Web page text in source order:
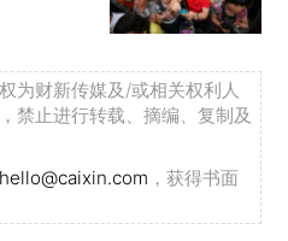
为财新传媒及/或相关权利人
禁止进行转载、摘编、复制及
hello@caixin.com ，获得书面